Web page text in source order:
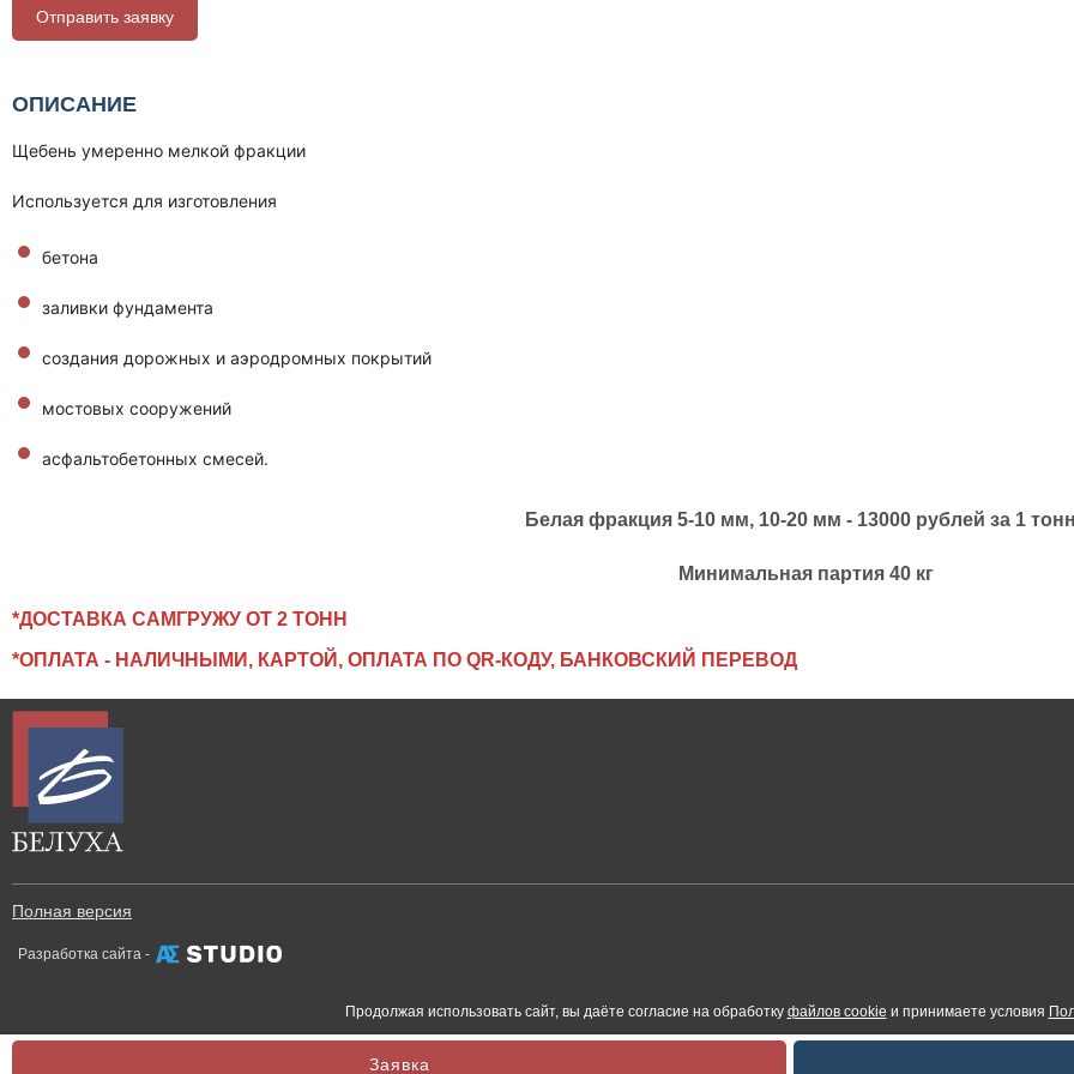
Отправить заявку
ОПИСАНИЕ
Щебень умеренно мелкой фракции
Используется для изготовления
бетона
заливки фундамента
создания дорожных и аэродромных покрытий
мостовых сооружений
асфальтобетонных смесей.
Белая фракция 5-10 мм, 10-20 мм - 13000 рублей за 1
Минимальная партия 40 кг
*ДОСТАВКА САМГРУЖУ ОТ 2 ТОНН
*ОПЛАТА - НАЛИЧНЫМИ, КАРТОЙ, ОПЛАТА ПО QR-КОДУ, БАНКОВСКИЙ ПЕРЕВОД
Полная версия
Разработка сайта -
Продолжая использовать сайт, вы даёте согласие на обработку файлов cookie и принимаете условия
Заявка